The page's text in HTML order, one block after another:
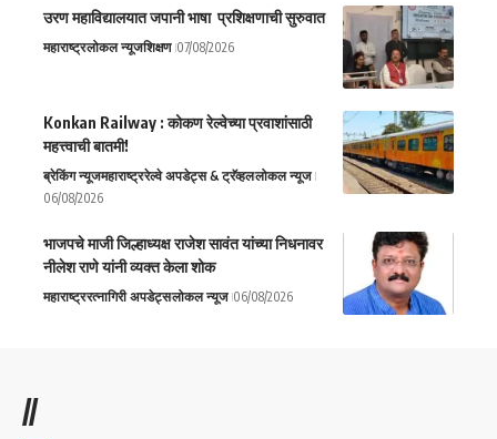
उरण महाविद्यालयात जपानी भाषा प्रशिक्षणाची सुरुवात
महाराष्ट्रलोकल न्यूजशिक्षण 07/08/2026
Konkan Railway : कोकण रेल्वेच्या प्रवाशांसाठी
महत्त्वाची बातमी!
ब्रेकिंग न्यूजमहाराष्ट्ररेल्वे अपडेट्स & ट्रॅव्हललोकल न्यूज
06/08/2026
भाजपचे माजी जिल्हाध्यक्ष राजेश सावंत यांच्या निधनावर
नीलेश राणे यांनी व्यक्त केला शोक
महाराष्ट्ररत्नागिरी अपडेट्सलोकल न्यूज 06/08/2026
//